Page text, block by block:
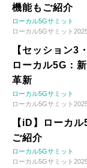
機能もご紹介
ローカル5Gサミット
ローカル5Gサミット
【セッション3
ローカル5G：
革新
ローカル5Gサミット
ローカル5Gサミット
【iD】ローカ
ご紹介
ローカル5Gサミット
ローカル5Gサミット